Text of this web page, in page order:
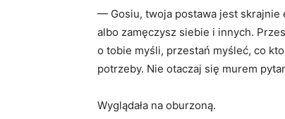
— Gosiu, twoja postawa jest
albo zamęczysz siebie i innych.
o tobie myśli, przestań myśleć, co
potrzeby. Nie otaczaj się murem
Wyglądała na oburzoną.